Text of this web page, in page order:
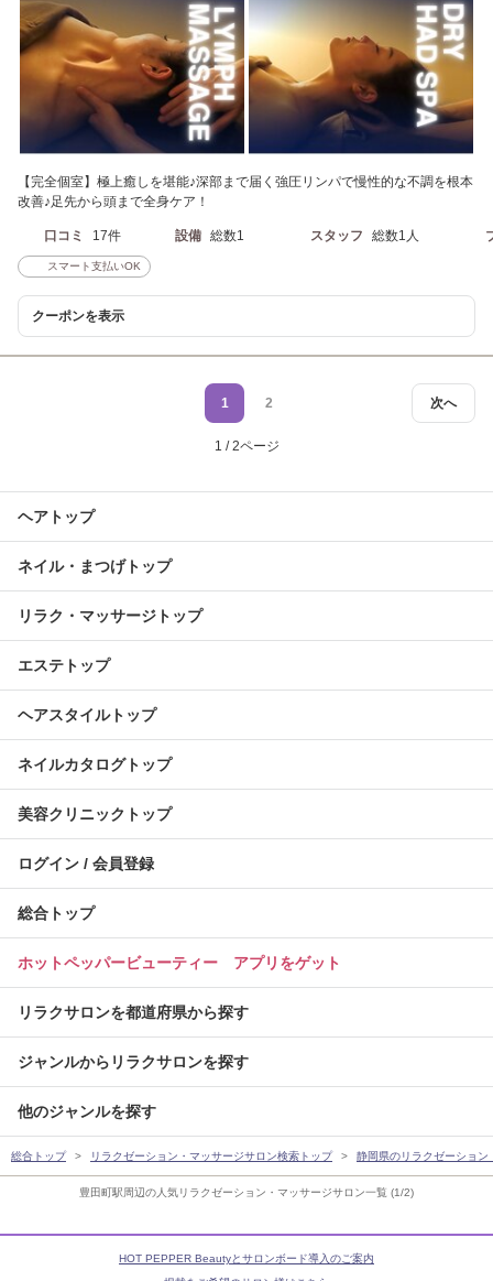
豊田町駅周辺の人気リラクゼーション・マッサージサロン一覧 (1/2)
【完全個室】極上癒しを堪能♪深部まで届く強圧リンパで慢性的な不調を根本
改善♪足先から頭まで全身ケア！
口コミ 17件 設備 総数1 スタッフ 総数1人
スマート支払いOK
クーポンを表示
次へ
1 2
1 / 2ページ
ヘアトップ
ネイル・まつげトップ
リラク・マッサージトップ
エステトップ
ヘアスタイルトップ
ネイルカタログトップ
美容クリニックトップ
ログイン / 会員登録
総合トップ
ホットペッパービューティー アプリをゲット
リラクサロンを都道府県から探す
ジャンルからリラクサロンを探す
他のジャンルを探す
総合トップ リラクゼーション・マッサージサロン検索トップ 静岡県のリラクゼーション
HOT PEPPER Beautyとサロンボード導入のご案内